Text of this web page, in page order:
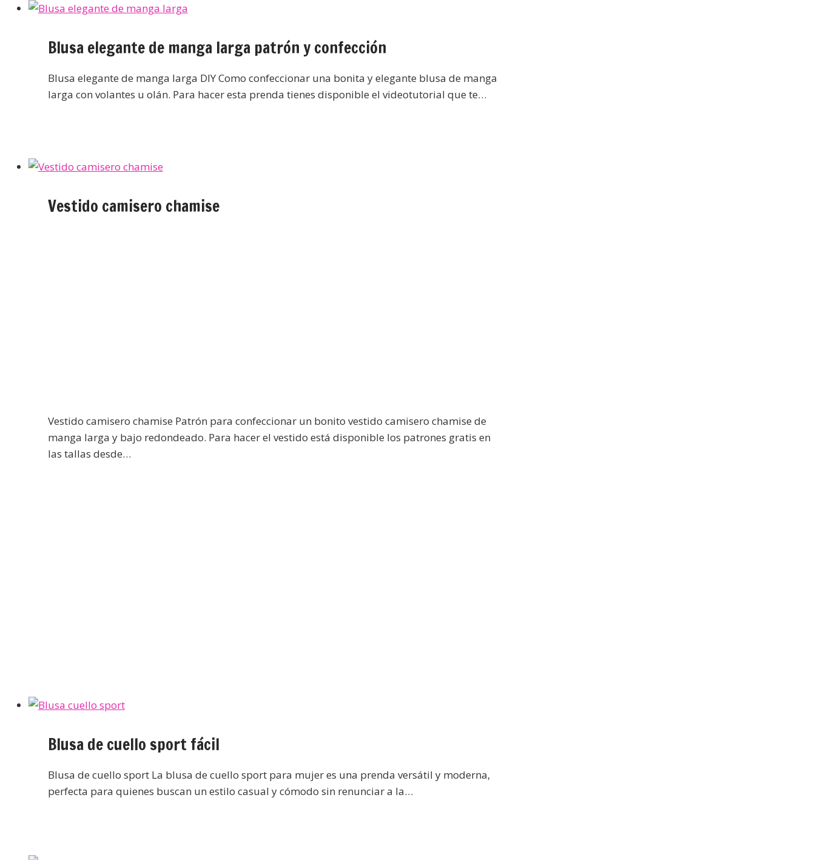
Blusa elegante de manga larga patrón y confección
Blusa elegante de manga larga DIY Como confeccionar una bonita y elegante blusa de manga
larga con volantes u olán. Para hacer esta prenda tienes disponible el videotutorial que te…
Vestido camisero chamise
Vestido camisero chamise Patrón para confeccionar un bonito vestido camisero chamise de
manga larga y bajo redondeado. Para hacer el vestido está disponible los patrones gratis en
las tallas desde…
Blusa de cuello sport fácil
Blusa de cuello sport La blusa de cuello sport para mujer es una prenda versátil y moderna,
perfecta para quienes buscan un estilo casual y cómodo sin renunciar a la…